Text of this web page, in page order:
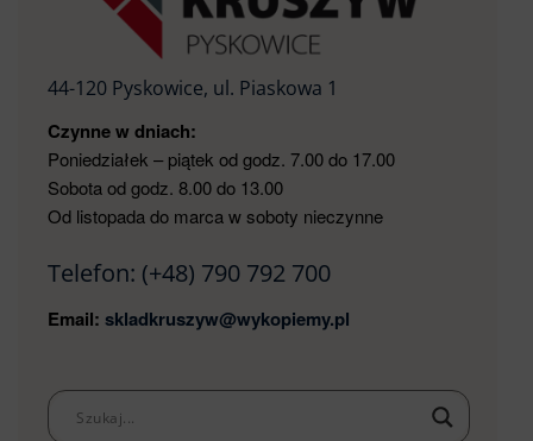
44-120 Pyskowice, ul. Piaskowa 1
Czynne w dniach:
Poniedziałek – piątek od godz. 7.00 do 17.00
Sobota od godz. 8.00 do 13.00
Od listopada do marca w soboty nieczynne
Telefon: (+48) 790 792 700
Email: skladkruszyw@wykopiemy.pl